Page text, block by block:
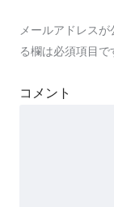
メールアドレスが
る欄は必須項目で
コメント